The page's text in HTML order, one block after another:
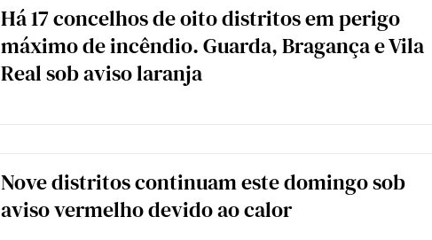
Há 17 concelhos de oito distritos em perigo
máximo de incêndio. Guarda, Bragança e Vila
Real sob aviso laranja
Nove distritos continuam este domingo sob
aviso vermelho devido ao calor